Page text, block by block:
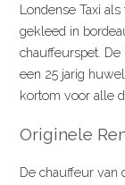
Londense Taxi
gekleed in
chauffeurspet.
een 25 jarig
kortom voor alle
Originele
De chauffeur van